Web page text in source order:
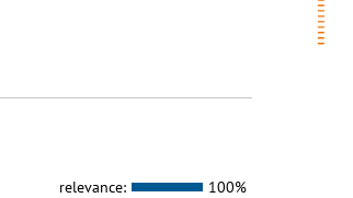
relevance: 100%